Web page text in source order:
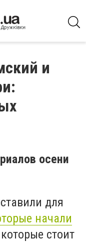
и
осени
для
начали
стоит